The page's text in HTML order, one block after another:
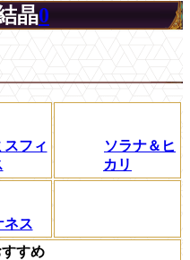
晶0
スフィ
ソラナ＆ヒ
カリ
ネス
すめ